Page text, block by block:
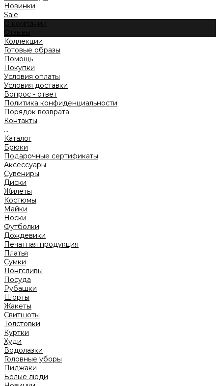
Новинки
Sale
О компании
Отзывы
Коллекции
Готовые образы
Помощь
Покупки
Условия оплаты
Условия доставки
Вопрос - ответ
Политика конфиденциальности
Порядок возврата
Контакты
...
Каталог
Брюки
Подарочные сертификаты
Аксессуары
Сувениры
Диски
Жилеты
Костюмы
Майки
Носки
Футболки
Дождевики
Печатная продукция
Платья
Сумки
Лонгсливы
Посуда
Рубашки
Шорты
Жакеты
Свитшоты
Толстовки
Куртки
Худи
Водолазки
Головные уборы
Пиджаки
Белые люди